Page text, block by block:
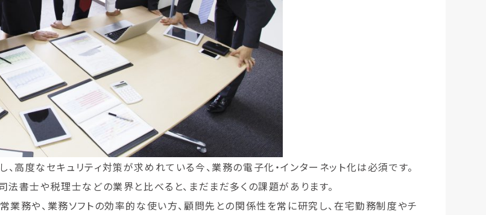
度なセキュリティ対策が求めれている今、業務の電子化・インターネット化は必須です。
書士や税理士などの業界と比べると、まだまだ多くの課題があります。
務や、業務ソフトの効率的な使い方、顧問先との関係性を常に研究し、在宅勤務制度やチ